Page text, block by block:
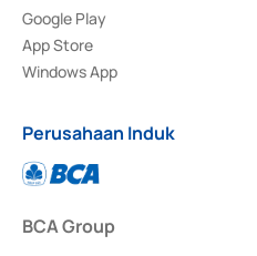
Google Play
App Store
Windows App
Perusahaan Induk
BCA Group